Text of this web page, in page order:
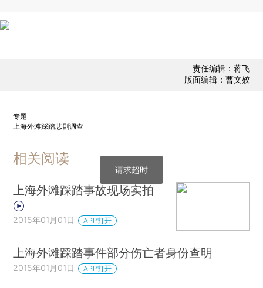
责任编辑：蒋飞
版面编辑：曹文姣
专题
上海外滩踩踏悲剧调查
相关阅读
上海外滩踩踏事故现场实拍
2015年01月01日 APP打开
上海外滩踩踏事件部分伤亡者身份查明
2015年01月01日 APP打开
请求超时